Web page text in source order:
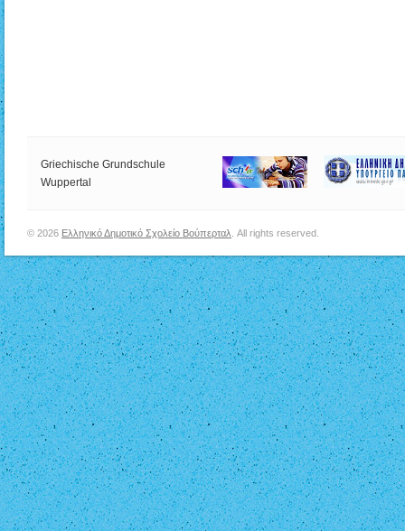
Griechische Grundschule
Wuppertal
© 2026 Ελληνικό Δημοτικό Σχολείο Βούπερταλ . All rights reserved.